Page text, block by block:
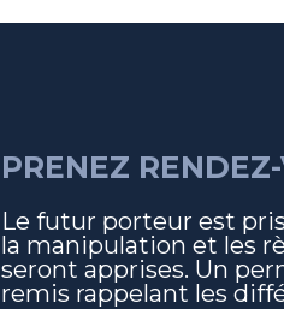
PRENEZ
Le futur porteur est
la manipulation et les
seront apprises. Un
remis rappelant les